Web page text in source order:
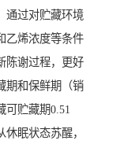
通过对贮藏环境
乙烯浓度等条件
陈谢过程，更好
期和保鲜期（销
可贮藏期0.51
眠状态苏醒，